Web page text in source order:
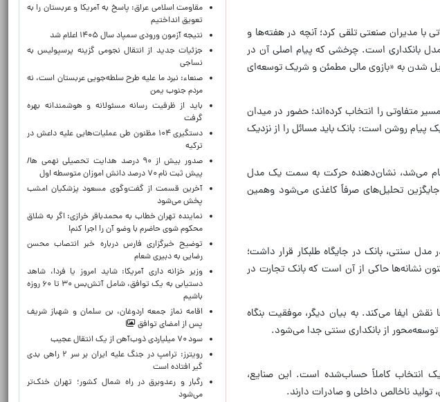
با مدیران صنعتی تلقی کرد؛ آنچه در هفته‌ها و
بانکداری است. چرخشی که پیام اصلی آن در
شدن به «بازوی مالی مطمئن و شریک توسعه‌ای
متفاوتی را انتخاب کرده‌اند؛ حضور در میدان
پیام روشن است: بانک باید مسائل را از نزدیک
می‌شد، نشان‌دهنده حرکت به سمت یک مدل
جایگزین تحلیل‌های صرفاً کاغذی می‌شود وهمین
سنتی، بانک در جایگاه طلبکار قرار داشت؛
نشانه‌ها حاکی از آن است که بانک تجارت در
نقش ایفا می‌کند. به بیان دیگر، موفقیت بنگاه
از بانکداری سنتی جدا می‌شود.
یک انتخاب کاملاً حساب‌شده است. این صنایع،
ناخالص داخلی و صادرات دارند.
مقاومت اسلامی عراق: پاسخ به آمریکا و عربستان را به
تعویق انداختیم
نتیجه آزمون ورودی سمپاد سال ۱۴۰۵ اعلام شد
جزئیات جدید از انتقال نجومی گزینه پرسپولیس به
نساجی
صنعاء: نبرد ما علیه طرح سلطه‌جویی عربستان است، نه
مردم جنوب یمن
باید از ظرفیت رسانه مسئولانه و هوشمندانه بهره
گرفت
دستگیری ۱۰۴ مظنون طی عملیات‌هایی علیه داعش در
ترکیه
صدور بیش از ۹۰ درصد هدایت تحصیلی نهمی ها/
پیش ثبت نام ۷۰ درصد دانش اموزان متوسطه اول
آخرین قسمت از گفت‌وگوی مسعود پزشکیان امشب
پخش می‌شود
نماینده تهران خطاب به محمدباقر خرازی: اگر به شلاق
محکوم شوی حاضرم با وضو آن را اجرا کنم!
توضیح خبرگزاری فارس درباره خبر انتصاب محسن
رضایی به دبیری شعام
وزیر خزانه داری آمریکا: شاید امروز یا فردا، شاهد
دستیابی به یک توافق، شامل آتش‌بس ۳۰ تا ۶۰ روزه
باشیم
اقامه نماز جمعه اردوغان، بن ‌سلمان و شهباز شریف
پس از امضای توافق
سود ۷۰ میلیاردی ذوب‌آهن از یک انتقال عجیب
رویترز: ترامپ در جنگ علیه ایران بر سر ۲ راهی بدی
گیر افتاده است
رگبار و رعدوبرق در راه شمال کشور؛ تهران خنک‌تر
می‌شود